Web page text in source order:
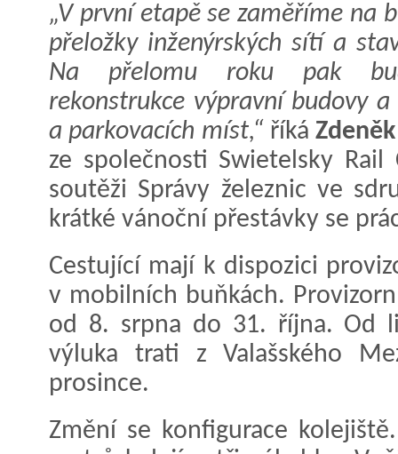
„V první etapě se zaměříme na
přeložky inženýrských sítí a
Na přelomu roku pak
rekonstrukce výpravní budovy
a parkovacích míst,“ říká
ze společnosti Swietelsky
soutěži Správy železnic ve
krátké vánoční přestávky se
Cestující mají k dispozici
v mobilních buňkách.
od 8. srpna do 31. října. Od
výluka trati z Valašského
prosince.
Změní se konfigurace